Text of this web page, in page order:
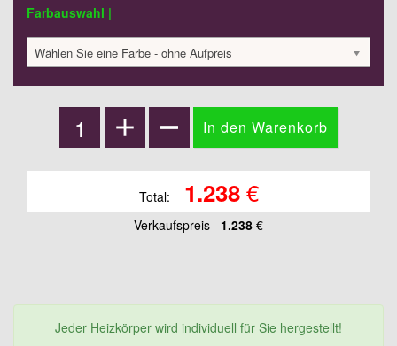
Farbauswahl |
Wählen Sie eine Farbe - ohne Aufpreis
Total: 1.238€
Verkaufspreis 1.238 €
Jeder Heizkörper wird individuell für Sie hergestellt!